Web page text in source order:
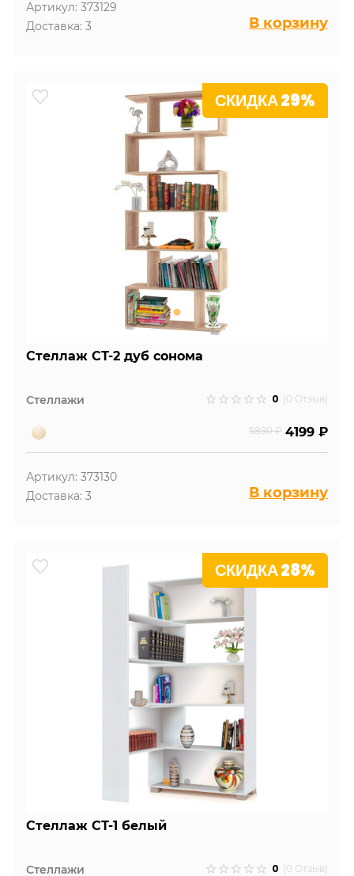
Артикул: 373129
Доставка: 3
В корзину
СКИДКА 29%
Стеллаж СТ-2 дуб сонома
Стеллажи 0 (0 Отзыв)
5890 ₽ 4199 ₽
Артикул: 373130
Доставка: 3
В корзину
СКИДКА 28%
Стеллаж СТ-1 белый
Стеллажи 0 (0 Отзыв)